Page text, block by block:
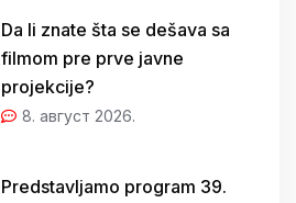
Da li znate šta se dešava sa
filmom pre prve javne
projekcije?
8. август 2026.
Predstavljamo program 39.